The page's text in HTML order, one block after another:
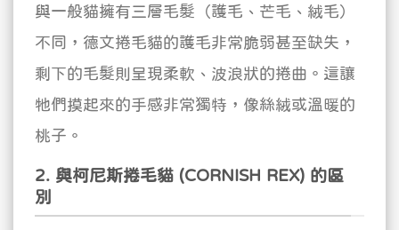
與一般貓擁有三層毛髮（護毛、芒毛、絨毛）
不同，德文捲毛貓的護毛非常脆弱甚至缺失，
剩下的毛髮則呈現柔軟、波浪狀的捲曲。這讓
牠們摸起來的手感非常獨特，像絲絨或溫暖的
桃子。
2. 與柯尼斯捲毛貓 (CORNISH REX) 的區
別